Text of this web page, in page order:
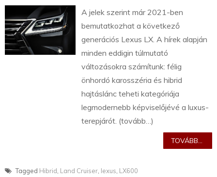
A jelek szerint már 2021-ben
bemutatkozhat a következő
generációs Lexus LX. A hírek alapján
minden eddigin túlmutató
változásokra számítunk: félig
önhordó karosszéria és hibrid
hajtáslánc teheti kategóriája
legmodernebb képviselőjévé a luxus-
terepjárót. (tovább…)
TOVÁBB...
Tagged Hibrid Land Cruiser lexus LX600